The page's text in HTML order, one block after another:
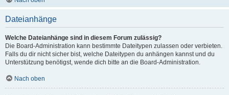
Dateianhänge
Welche Dateianhänge sind in diesem Forum zulässig?
Die Board-Administration kann bestimmte Dateitypen zulassen oder verbieten.
Falls du dir nicht sicher bist, welche Dateitypen du anhängen kannst und du
Unterstützung benötigst, wende dich bitte an die Board-Administration.
Nach oben